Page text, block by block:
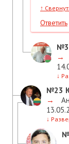
↑
Ответить
→
↓
№23
→
↓